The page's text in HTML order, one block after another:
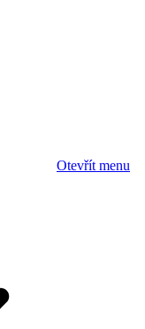
Otevřít menu